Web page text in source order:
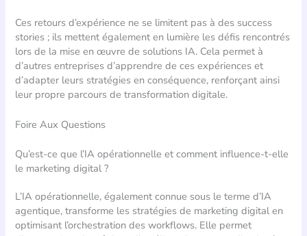
Ces retours d’expérience ne se limitent pas à des success
stories ; ils mettent également en lumière les défis rencontrés
lors de la mise en œuvre de solutions IA. Cela permet à
d’autres entreprises d’apprendre de ces expériences et
d’adapter leurs stratégies en conséquence, renforçant ainsi
leur propre parcours de transformation digitale.
Foire Aux Questions
Qu’est-ce que l’IA opérationnelle et comment influence-t-elle
le marketing digital ?
L’IA opérationnelle, également connue sous le terme d’IA
agentique, transforme les stratégies de marketing digital en
optimisant l’orchestration des workflows. Elle permet